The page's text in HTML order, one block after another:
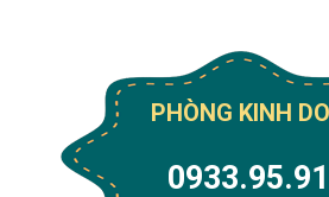
PHÒNG KINH